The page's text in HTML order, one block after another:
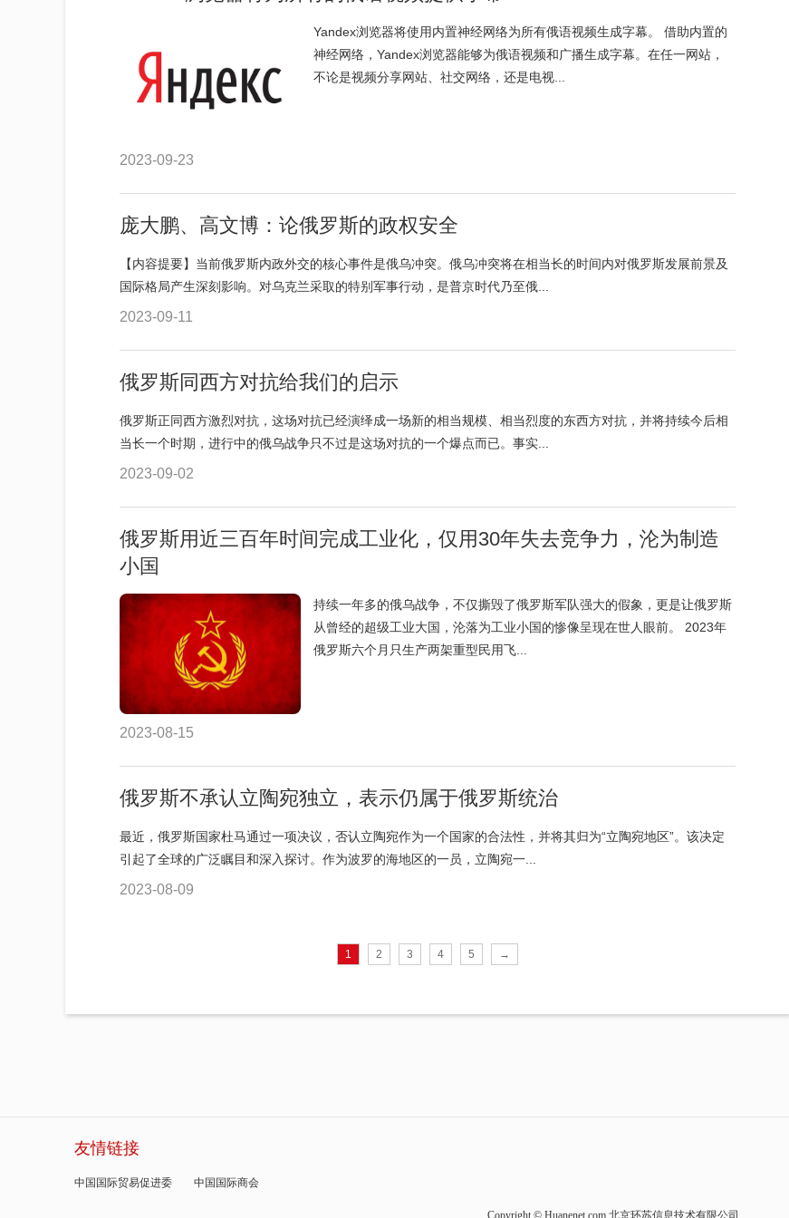
Yandex浏览器将使用内置神经网络为所有俄语视频生成字幕。 借助内置的
神经网络，Yandex浏览器能够为俄语视频和广播生成字幕。在任一网站，
不论是视频分享网站、社交网络，还是电视...
2023-09-23
庞大鹏、高文博：论俄罗斯的政权安全
【内容提要】当前俄罗斯内政外交的核心事件是俄乌冲突。俄乌冲突将在相当长的时间内对俄罗斯发展前景及
国际格局产生深刻影响。对乌克兰采取的特别军事行动，是普京时代乃至俄...
2023-09-11
俄罗斯同西方对抗给我们的启示
俄罗斯正同西方激烈对抗，这场对抗已经演绎成一场新的相当规模、相当烈度的东西方对抗，并将持续今后相
当长一个时期，进行中的俄乌战争只不过是这场对抗的一个爆点而已。事实...
2023-09-02
俄罗斯用近三百年时间完成工业化，仅用30年失去竞争力，沦为制造
小国
持续一年多的俄乌战争，不仅撕毁了俄罗斯军队强大的假象，更是让俄罗斯
从曾经的超级工业大国，沦落为工业小国的惨像呈现在世人眼前。 2023年
俄罗斯六个月只生产两架重型民用飞...
2023-08-15
俄罗斯不承认立陶宛独立，表示仍属于俄罗斯统治
最近，俄罗斯国家杜马通过一项决议，否认立陶宛作为一个国家的合法性，并将其归为“立陶宛地区”。该决定
引起了全球的广泛瞩目和深入探讨。作为波罗的海地区的一员，立陶宛一...
2023-08-09
1 2 3 4 5 →
友情链接
中国国际贸易促进委 中国国际商会
Copyright © Huanenet.com 北京环苏信息技术有限公司